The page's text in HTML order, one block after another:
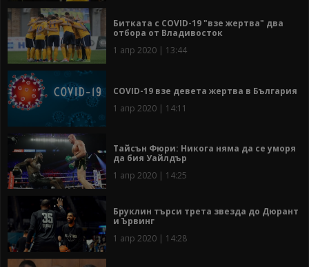
Битката с COVID-19 "взе жертва" два
отбора от Владивосток
1 апр 2020 | 13:44
COVID-19 взе девета жертва в България
1 апр 2020 | 14:11
Тайсън Фюри: Никога няма да се уморя
да бия Уайлдър
1 апр 2020 | 14:25
Бруклин търси трета звезда до Дюрант
и Ървинг
1 апр 2020 | 14:28